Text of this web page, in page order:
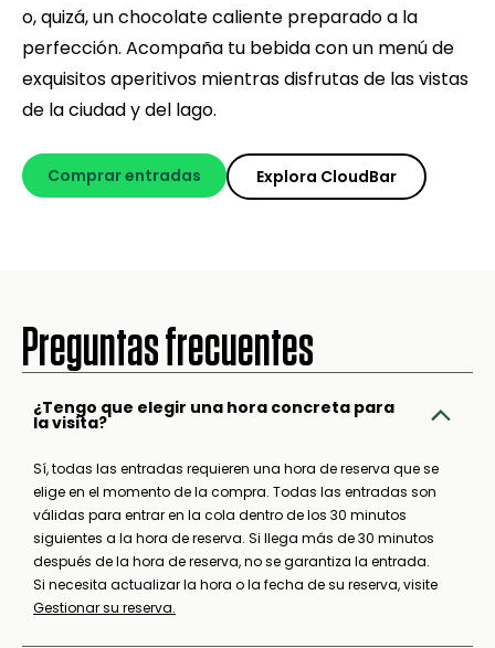
o, quizá, un chocolate caliente preparado a la
perfección. Acompaña tu bebida con un menú de
exquisitos aperitivos mientras disfrutas de las vistas
de la ciudad y del lago.
Comprar entradas Explora CloudBar
Preguntas frecuentes
¿Tengo que elegir una hora concreta para
la visita?
Sí, todas las entradas requieren una hora de reserva que se
elige en el momento de la compra. Todas las entradas son
válidas para entrar en la cola dentro de los 30 minutos
siguientes a la hora de reserva. Si llega más de 30 minutos
después de la hora de reserva, no se garantiza la entrada.
Si necesita actualizar la hora o la fecha de su reserva, visite
Gestionar su reserva.